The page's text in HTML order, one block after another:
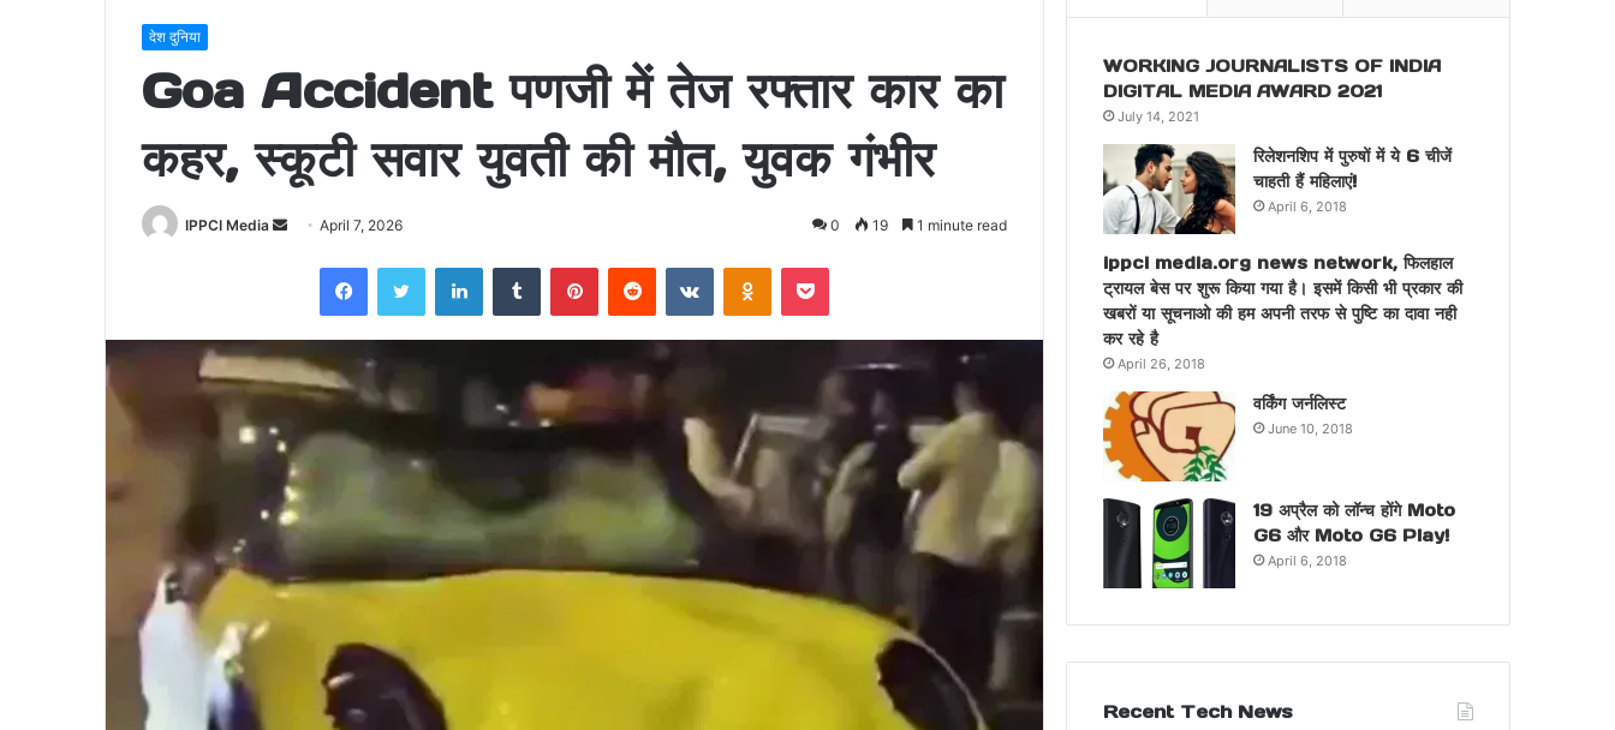
देश दुनिया
Goa Accident पणजी में तेज रफ्तार कार का
कहर, स्कूटी सवार युवती की मौत, युवक गंभीर
IPPCI Media
SendApril 7, 2026 0 19 1 minute read
FacebookTwitter LinkedInTumblr PinterestReddit VKontakteOdnoklassniki
Pocket
WORKING JOURNALISTS OF INDIA
DIGITAL MEDIA AWARD 2021
July 14, 2021
रिलेशनशिप में पुरुषों में ये 6 चीजें
चाहती हैं महिलाएं!
April 6, 2018
ippci media.org news network, फिलहाल
ट्रायल बेस पर शुरू किया गया है। इसमें किसी भी प्रकार की
खबरों या सूचनाओ की हम अपनी तरफ से पुष्टि का दावा नही
कर रहे है
April 26, 2018
वर्किंग जर्नलिस्ट
June 10, 2018
19 अप्रैल को लॉन्च होंगे Moto
G6 और Moto G6 Play!
April 6, 2018
Recent Tech News